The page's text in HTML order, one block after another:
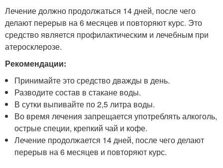
Лечение должно продолжаться 14 дней, после чего
делают перерыв на 6 месяцев и повторяют курс. Это
средство является профилактическим и лечебным при
атеросклерозе.
Рекомендации:
Принимайте это средство дважды в день.
Разводите состав в стакане воды.
В сутки выпивайте по 2,5 литра воды.
Во время лечения запрещается употреблять алкоголь,
острые специи, крепкий чай и кофе.
Лечение продолжается 14 дней, после чего делают
перерыв на 6 месяцев и повторяют курс.